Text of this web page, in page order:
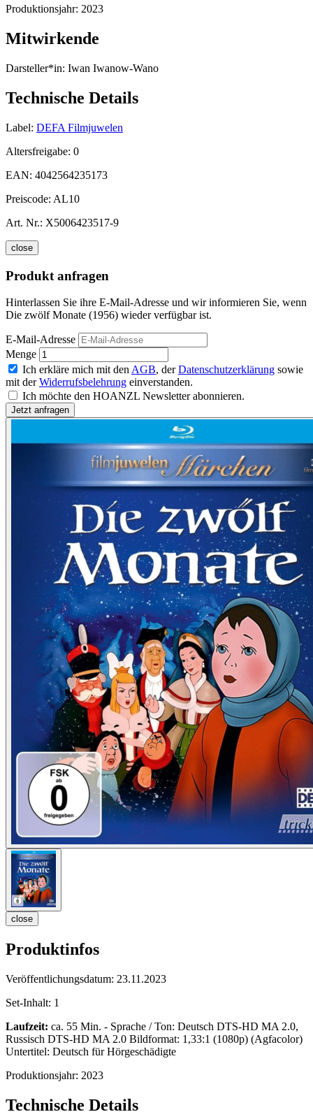
Produktionsjahr: 2023
Mitwirkende
Darsteller*in: Iwan Iwanow-Wano
Technische Details
Label: DEFA Filmjuwelen
Altersfreigabe: 0
EAN: 4042564235173
Preiscode: AL10
Art. Nr.: X5006423517-9
close
Produkt anfragen
Hinterlassen Sie ihre E-Mail-Adresse und wir informieren Sie, wenn
Die zwölf Monate (1956) wieder verfügbar ist.
E-Mail-Adresse
Menge
Ich erkläre mich mit den AGB, derDatenschutzerklärung sowie
mit derWiderrufsbelehrung einverstanden.
Ich möchte den HOANZL Newsletter abonnieren.
close
Produktinfos
Veröffentlichungsdatum: 23.11.2023
Set-Inhalt: 1
Laufzeit: ca. 55 Min. - Sprache / Ton: Deutsch DTS-HD MA 2.0,
Russisch DTS-HD MA 2.0 Bildformat: 1,33:1 (1080p) (Agfacolor)
Untertitel: Deutsch für Hörgeschädigte
Produktionsjahr: 2023
Technische Details